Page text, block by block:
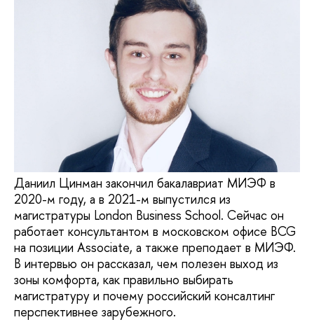
Даниил Цинман закончил бакалавриат МИЭФ в
2020-м году, а в 2021-м выпустился из
магистратуры London Business School. Сейчас он
работает консультантом в московском офисе BCG
на позиции Associate, а также преподает в МИЭФ.
В интервью он рассказал, чем полезен выход из
зоны комфорта, как правильно выбирать
магистратуру и почему российский консалтинг
перспективнее зарубежного.